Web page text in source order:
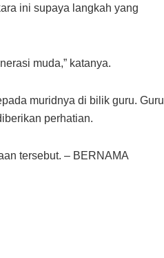
ini supaya langkah yang
muda,” katanya.
muridnya di bilik guru. Guru
perhatian.
tersebut. – BERNAMA